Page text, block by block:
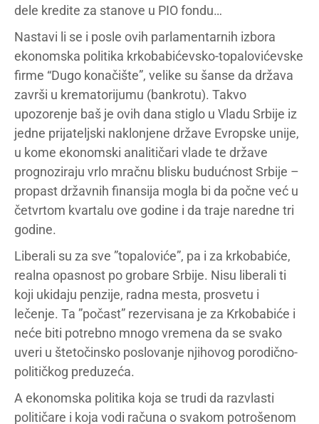
dele kredite za stanove u PIO fondu…
Nastavi li se i posle ovih parlamentarnih izbora
ekonomska politika krkobabićevsko-topalovićevske
firme “Dugo konačište”, velike su šanse da država
završi u krematorijumu (bankrotu). Takvo
upozorenje baš je ovih dana stiglo u Vladu Srbije iz
jedne prijateljski naklonjene države Evropske unije,
u kome ekonomski analitičari vlade te države
prognoziraju vrlo mračnu blisku budućnost Srbije –
propast državnih finansija mogla bi da počne već u
četvrtom kvartalu ove godine i da traje naredne tri
godine.
Liberali su za sve ”topaloviće”, pa i za krkobabiće,
realna opasnost po grobare Srbije. Nisu liberali ti
koji ukidaju penzije, radna mesta, prosvetu i
lečenje. Ta ”počast” rezervisana je za Krkobabiće i
neće biti potrebno mnogo vremena da se svako
uveri u štetočinsko poslovanje njihovog porodično-
političkog preduzeća.
A ekonomska politika koja se trudi da razvlasti
političare i koja vodi računa o svakom potrošenom